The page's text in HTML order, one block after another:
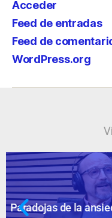
Acceder
Feed de entradas
Feed de
WordPress.org
Ansiedad: